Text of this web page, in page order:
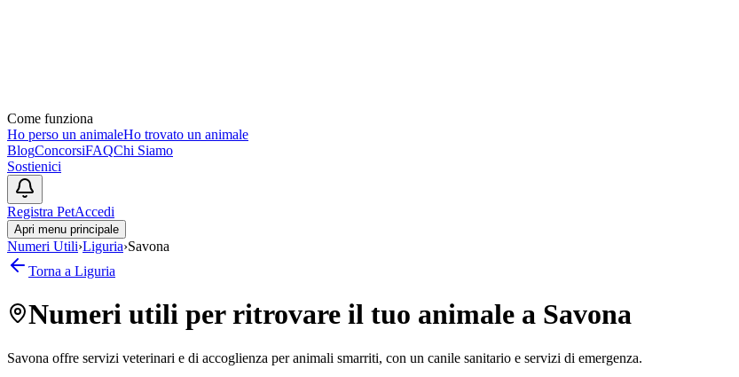
Come funziona
Ho perso un animaleHo trovato un animale
BlogConcorsiFAQChi Siamo
Sostienici
Registra PetAccedi
Apri menu principale
Numeri Utili›Liguria›Savona
Torna a Liguria
Numeri utili per ritrovare il tuo animale a Savona
Savona offre servizi veterinari e di accoglienza per animali smarriti, con un canile sanitario e servizi di emergenza.